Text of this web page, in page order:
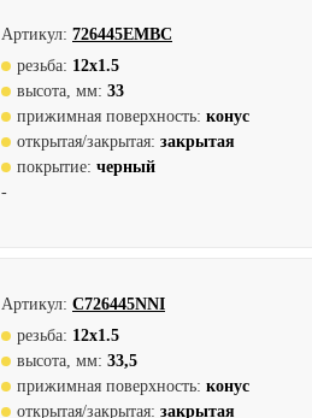
Артикул: 726445EMBC
резьба: 12х1.5
высота, мм: 33
прижимная поверхность: конус
открытая/закрытая: закрытая
покрытие: черный
-
Артикул: C726445NNI
резьба: 12х1.5
высота, мм: 33,5
прижимная поверхность: конус
открытая/закрытая: закрытая